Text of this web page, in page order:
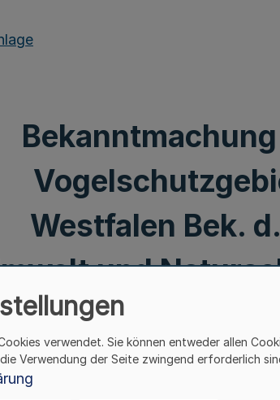
Westfalen Bek.
und
und
verwendet. Sie können entweder allen
Verwendung der Seite zwingend erforderlich